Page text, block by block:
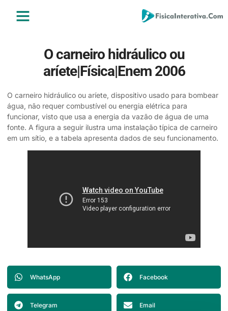
O carneiro hidráulico ou
aríete|Física|Enem 2006
O carneiro hidráulico ou aríete, dispositivo usado para bombear
água, não requer combustível ou energia elétrica para
funcionar, visto que usa a energia da vazão de água de uma
fonte. A figura a seguir ilustra uma instalação típica de carneiro
em um sítio, e a tabela apresenta dados de seu funcionamento.
WhatsApp Facebook
Telegram Email